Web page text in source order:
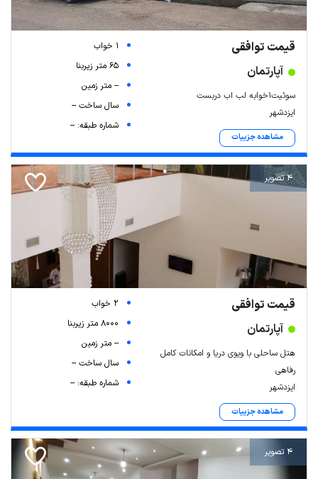
قیمت توافقی
آپارتمان
سوئیت۱خوابه لب اب دربست
ایزدشهر
مشاهده جزییات
1 خواب
65 متر زیربنا
-- متر زمین
سال ساخت --
شماره طبقه: --
4 تصویر
قیمت توافقی
آپارتمان
هتل ساحلی با ویوی دریا و امکانات کامل
رفاهی
ایزدشهر
مشاهده جزییات
2 خواب
8000 متر زیربنا
-- متر زمین
سال ساخت --
شماره طبقه: --
4 تصویر